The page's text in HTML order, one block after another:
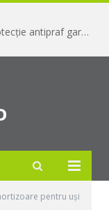
Încuietoare industrială pentru porți cu protecție antipraf garantată
pentru uşi